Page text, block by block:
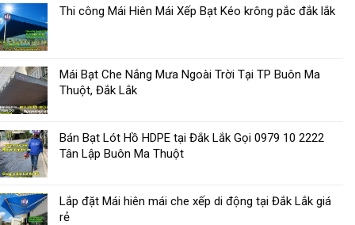
Thi công Mái Hiên Mái Xếp Bạt Kéo krông pắc đắk lắk
Mái Bạt Che Nắng Mưa Ngoài Trời Tại TP Buôn Ma
Thuột, Đắk Lắk
Bán Bạt Lót Hồ HDPE tại Đắk Lắk Gọi 0979 10 2222
Tân Lập Buôn Ma Thuột
Lắp đặt Mái hiên mái che xếp di động tại Đắk Lắk giá
rẻ